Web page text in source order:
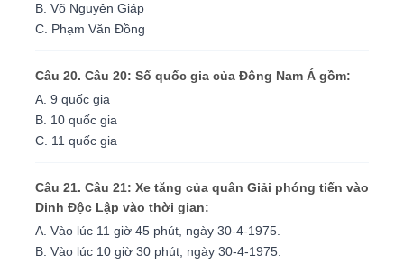
B. Võ Nguyên Giáp
C. Phạm Văn Đồng
Câu 20. Câu 20: Số quốc gia của Đông Nam Á gồm:
A. 9 quốc gia
B. 10 quốc gia
C. 11 quốc gia
Câu 21. Câu 21: Xe tăng của quân Giải phóng tiến vào
Dinh Độc Lập vào thời gian:
A. Vào lúc 11 giờ 45 phút, ngày 30-4-1975.
B. Vào lúc 10 giờ 30 phút, ngày 30-4-1975.